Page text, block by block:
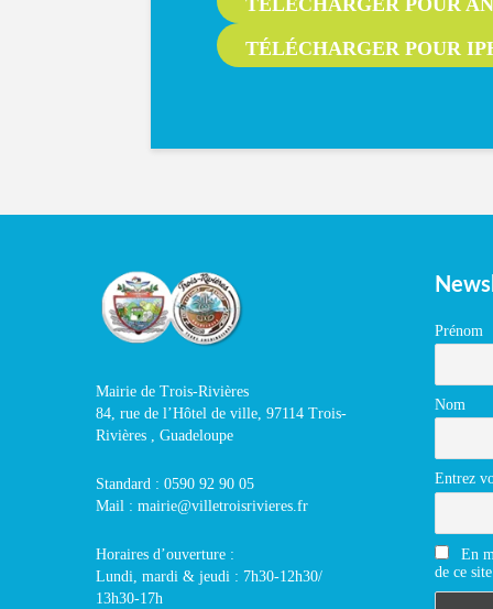
TÉLÉCHARGER POUR
Mairie de Trois-Rivières
84, rue de l’Hôtel de ville, 97114 Trois-
Rivières , Guadeloupe
Standard : 0590 92 90 05
Mail : mairie@villetroisrivieres.fr
Horaires d’ouverture :
Lundi, mardi & jeudi : 7h30-12h30/
13h30-17h
Prénom
Nom
Entrez
En
de ce site